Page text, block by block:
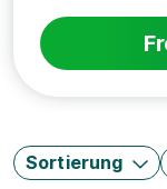
Sortierung